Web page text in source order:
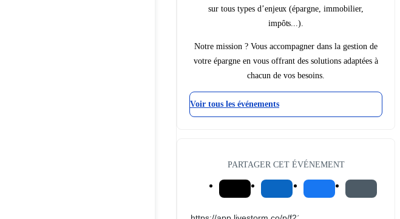
sur tous types d’enjeux (épargne, immobilier,
impôts...).
Notre mission ? Vous accompagner dans la gestion de
votre épargne en vous offrant des solutions adaptées à
chacun de vos besoins.
Voir tous les événements
PARTAGER CET ÉVÉNEMENT